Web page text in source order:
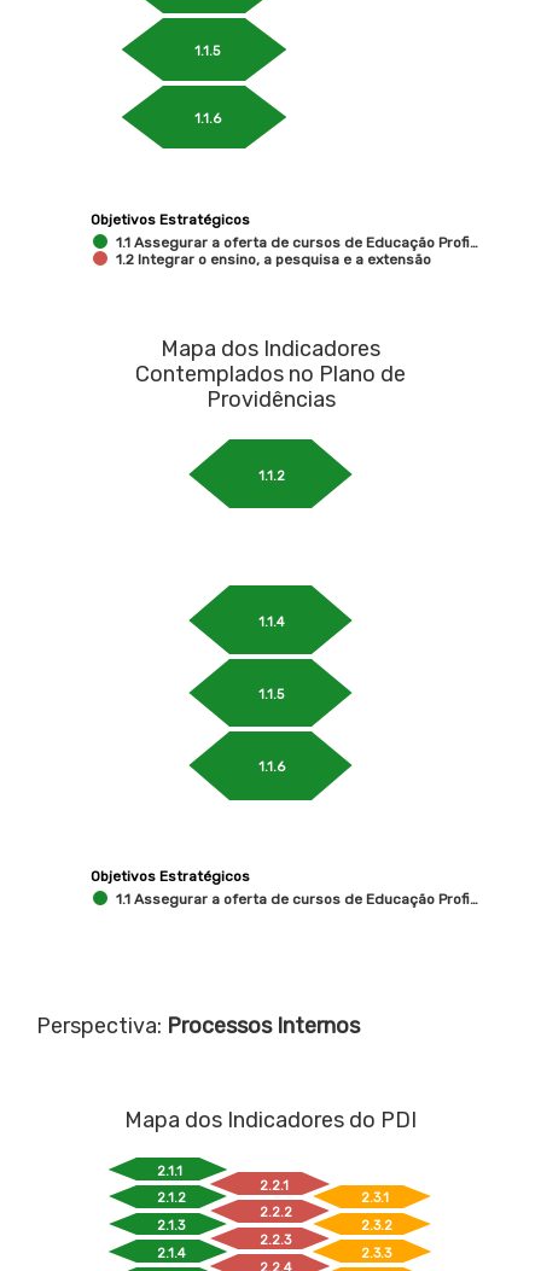
1.1.5
1.1.6
1.1 Assegurar a oferta de cursos de Educação Profi…
1.2 Integrar o ensino, a pesquisa e a extensão
Objetivos Estratégicos
Mapa dos Indicadores
Contemplados no Plano de
Providências
1.1.2
1.1.4
1.1.5
1.1.6
1.1 Assegurar a oferta de cursos de Educação Profi…
Objetivos Estratégicos
Perspectiva: Processos Internos
Mapa dos Indicadores do PDI
2.1.1
2.1.2
2.1.3
2.1.4
2.2.1
2.2.2
2.2.3
2.3.1
2.3.2
2.3.3